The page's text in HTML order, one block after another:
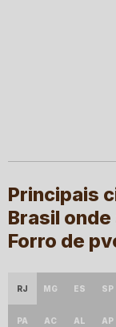
Principais
Brasil
Forro de
RJ MG ES SP
PA AC AL AP